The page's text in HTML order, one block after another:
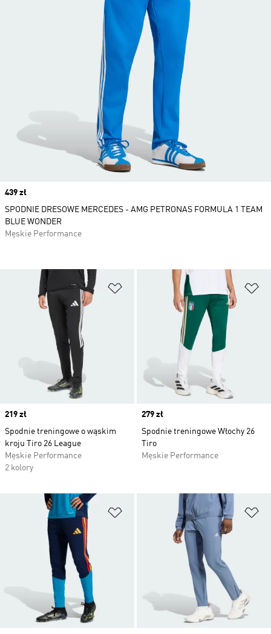
Dodaj do listy życzeń
Price
219 zł
Spodnie treningowe o wąskim
kroju Tiro 26 League
Męskie Performance
2 kolory
Price
279 zł
Spodnie treningowe Włochy 26
Tiro
Męskie Performance
Dodaj do listy życzeń
Price
439 zł
SPODNIE DRESOWE MERCEDES - AMG PETRONAS FORMULA 1 TEAM
BLUE WONDER
Męskie Performance